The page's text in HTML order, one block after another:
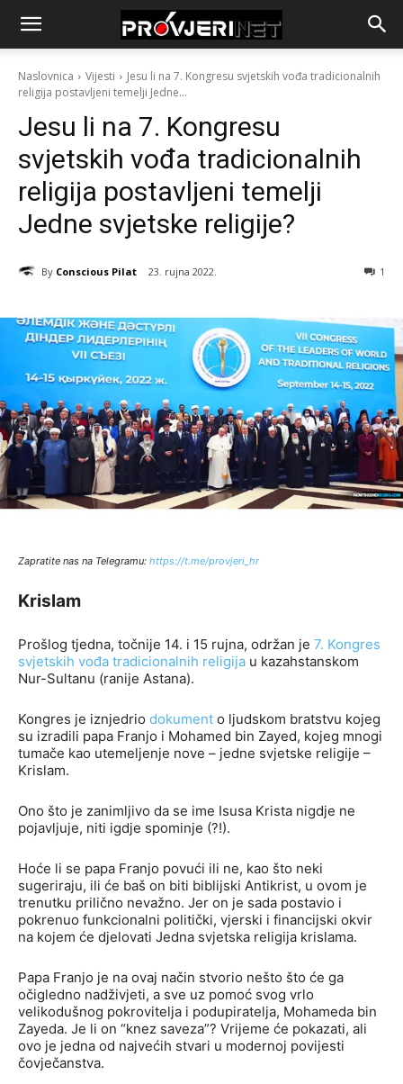
Naslovnica Vijesti
Jesu li na 7. Kongresu svjetskih vođa tradicionalnih
religija postavljeni temelji Jedne...
Jesu li na 7. Kongresu
svjetskih vođa tradicionalnih
religija postavljeni temelji
Jedne svjetske religije?
By Conscious Pilat 23. rujna 2022. 1
Zapratite nas na Telegramu: https://t.me/provjeri_hr
Krislam
Prošlog tjedna, točnije 14. i 15 rujna, održan je 7. Kongres
svjetskih vođa tradicionalnih religija u kazahstanskom
Nur-Sultanu (ranije Astana).
Kongres je iznjedrio dokument o ljudskom bratstvu kojeg
su izradili papa Franjo i Mohamed bin Zayed, kojeg mnogi
tumače kao utemeljenje nove – jedne svjetske religije –
Krislam.
Ono što je zanimljivo da se ime Isusa Krista nigdje ne
pojavljuje, niti igdje spominje (?!).
Hoće li se papa Franjo povući ili ne, kao što neki
sugeriraju, ili će baš on biti biblijski Antikrist, u ovom je
trenutku prilično nevažno. Jer on je sada postavio i
pokrenuo funkcionalni politički, vjerski i financijski okvir
na kojem će djelovati Jedna svjetska religija krislama.
Papa Franjo je na ovaj način stvorio nešto što će ga
očigledno nadživjeti, a sve uz pomoć svog vrlo
velikodušnog pokrovitelja i podupiratelja, Mohameda bin
Zayeda. Je li on “knez saveza”? Vrijeme će pokazati, ali
ovo je jedna od najvećih stvari u modernoj povijesti
čovječanstva.